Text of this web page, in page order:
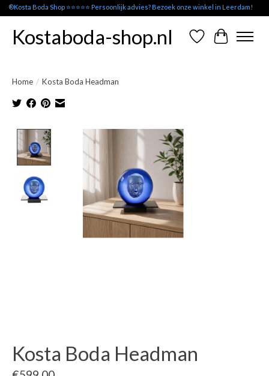
®Kosta Boda Shop ⭐⭐⭐⭐⭐ Persoonlijk advies? Bezoek onze winkel in Leerdam!
Kostaboda-shop.nl Verlanglijst
Home / Kosta Boda Headman
Product image slideshow Items
Kosta Boda Headman